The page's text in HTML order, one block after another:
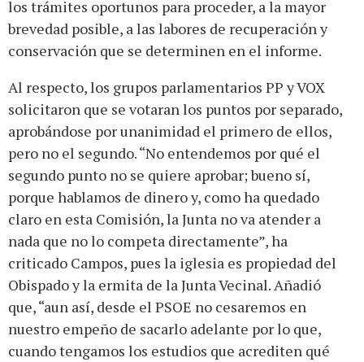
los trámites oportunos para proceder, a la mayor
brevedad posible, a las labores de recuperación y
conservación que se determinen en el informe.
Al respecto, los grupos parlamentarios PP y VOX
solicitaron que se votaran los puntos por separado,
aprobándose por unanimidad el primero de ellos,
pero no el segundo. “No entendemos por qué el
segundo punto no se quiere aprobar; bueno sí,
porque hablamos de dinero y, como ha quedado
claro en esta Comisión, la Junta no va atender a
nada que no lo competa directamente”, ha
criticado Campos, pues la iglesia es propiedad del
Obispado y la ermita de la Junta Vecinal. Añadió
que, “aun así, desde el PSOE no cesaremos en
nuestro empeño de sacarlo adelante por lo que,
cuando tengamos los estudios que acrediten qué